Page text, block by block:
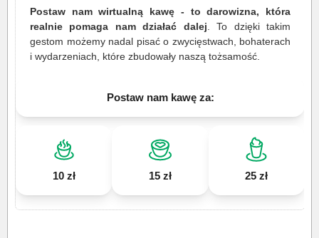
Postaw nam wirtualną kawę - to darowizna, która
realnie pomaga nam działać dalej . To dzięki takim
gestom możemy nadal pisać o zwycięstwach, bohaterach
i wydarzeniach, które zbudowały naszą tożsamość.
Postaw nam kawę za:
10 zł 15 zł 25 zł